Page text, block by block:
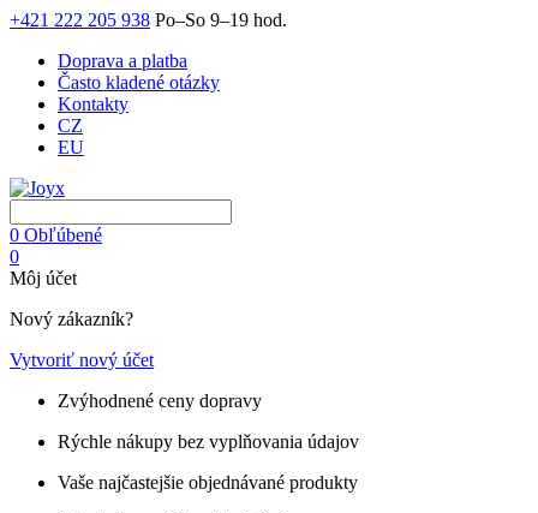
+421 222 205 938 Po–So 9–19 hod.
Doprava a platba
Často kladené otázky
Kontakty
CZ
EU
0 Obľúbené
0
Môj účet
Nový zákazník?
Vytvoriť nový účet
Zvýhodnené ceny dopravy
Rýchle nákupy bez vyplňovania údajov
Vaše najčastejšie objednávané produkty